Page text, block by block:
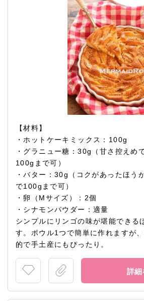
【材料】
・ホットケーキミックス：100g
・グラニュー糖：30g（甘さ控えめ
100gまで可）
・バター：30g（コクがあったほう
で100gまで可）
・卵（Mサイズ）：2個
・シナモンパウダー：適量
シンプルにリンゴの味が堪能できる
す。ボウル1つで簡単に作れますが
的で手土産にもぴったり。
詳細